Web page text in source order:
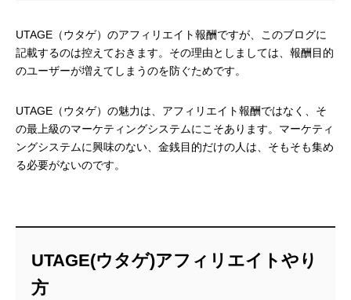
UTAGE（ウタゲ）のアフィリエイト報酬ですが、このブログに
記載するのは控えておきます。その理由としましては、報酬目的
のユーザーが増えてしまうのを防ぐためです。
UTAGE（ウタゲ）の魅力は、アフィリエイト報酬ではなく、そ
の最上級のマーケティングシステムにこそあります。マーケティ
ングシステムに興味のない、金銭目的だけの人は、そもそも集め
る必要がないのです。
UTAGE(ウタゲ)アフィリエイトやり
方